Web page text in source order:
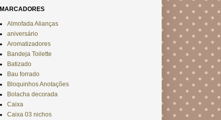
MARCADORES
Almofada Alianças
aniversário
Aromatizadores
Bandeja Toilette
Batizado
Bau forrado
Bloquinhos Anotações
Bolacha decorada
Caixa
Caixa 03 nichos